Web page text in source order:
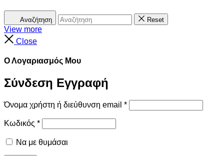
Αναζήτηση Reset
View more
Close
Ο Λογαριασμός Μου
Σύνδεση Εγγραφή
Όνομα χρήστη ή διεύθυνση email *
Κωδικός *
Να με θυμάσαι